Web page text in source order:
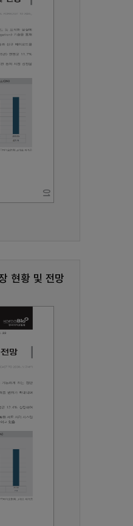
현황 및 전망